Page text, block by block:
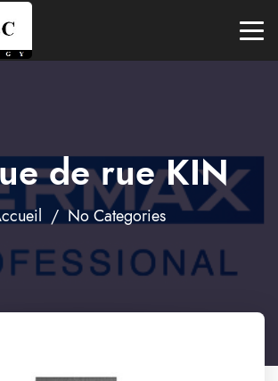
de rue KIN
/ No Categories